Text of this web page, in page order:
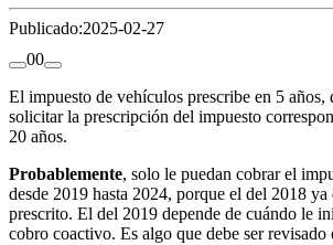
Publicado:2025-02-27
00
El impuesto de vehículos prescribe en 5 años,
solicitar la prescripción del impuesto
20 años.
Probablemente, solo le puedan cobrar el
desde 2019 hasta 2024, porque el del 2018 ya
prescrito. El del 2019 depende de cuándo le
cobro coactivo. Es algo que debe ser revisado